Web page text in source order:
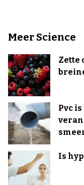
Meer Science
Zette
Pvc
Is